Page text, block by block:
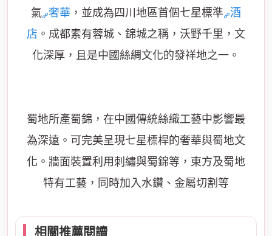
氣 奢華 ，並成為四川地區首個七星標準 酒
店 。成都素有蓉城、錦城之稱，沃野千里，文
化深厚，且是中國絲綢文化的發祥地之一。
蜀地所產蜀錦，在中國傳統絲織工藝中影響最
為深遠。可完美呈現七星標桿的奢華與蜀地文
化。牆面裝置利用刺繡與蜀錦等，東方及蜀地
特有工藝，同時加入水鑽、金屬切割等
相關推薦閱讀